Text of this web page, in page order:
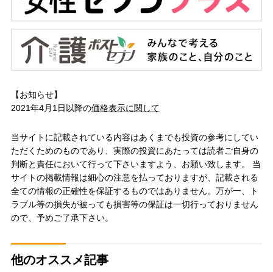
【お知らせ】
2021年4月1日以降の価格表示に関して
当サイトに記載されている内容はあくまでも投資の参考にしてい
ただくためのものであり、実際の投資にあたっては読者ご自身の
判断と責任において行って下さいますよう、お願い致します。 当
サイトの掲載情報は細心の注意を払っておりますが、記載される
全ての情報の正確性を保証するものではありません。万が一、ト
ラブル等の損失が被っても損害等の保証は一切行っておりません
ので、予めご了承下さい。
他のオススメ記事